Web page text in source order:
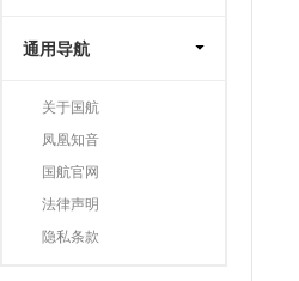
通用导航
关于国航
凤凰知音
国航官网
法律声明
隐私条款